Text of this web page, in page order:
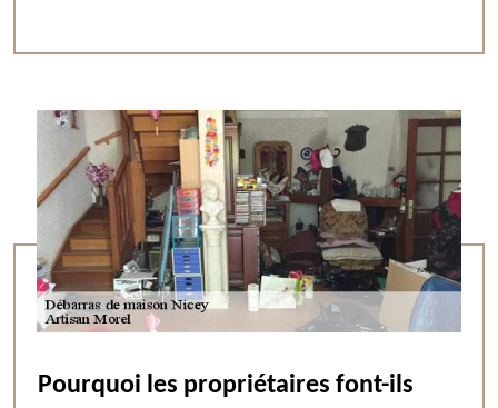
Pourquoi les propriétaires font-ils